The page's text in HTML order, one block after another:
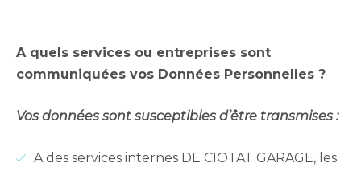
A quels services ou entreprises sont
communiquées vos Données Personnelles ?
Vos données sont susceptibles d’être transmises :
A des services internes DE CIOTAT GARAGE, les